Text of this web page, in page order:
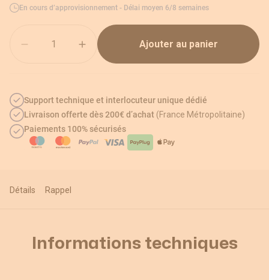
En cours d’approvisionnement - Délai moyen 6/8 semaines
Ajouter au panier
Support technique et interlocuteur unique dédié
Livraison offerte dès 200€ d’achat (France Métropolitaine)
Paiements 100% sécurisés
Détails Rappel
Informations techniques